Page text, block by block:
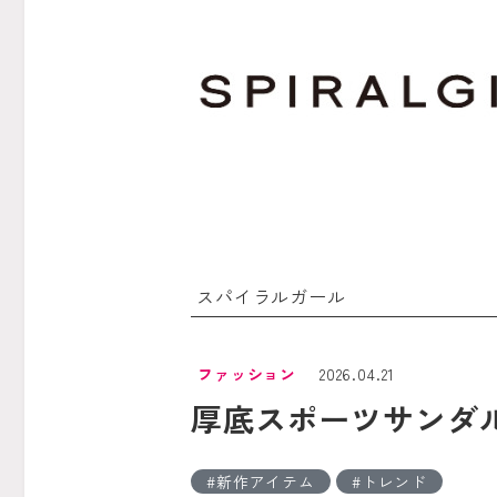
スパイラルガール
ファッション 2026.04.21
厚底スポーツサンダ
新作アイテム トレンド